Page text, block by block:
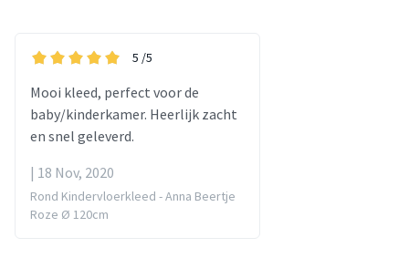
5 /5
Mooi kleed, perfect voor de
baby/kinderkamer. Heerlijk zacht
en snel geleverd.
| 18 Nov, 2020
Rond Kindervloerkleed - Anna Beertje
Roze Ø 120cm